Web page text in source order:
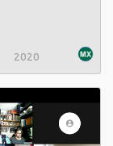
2020